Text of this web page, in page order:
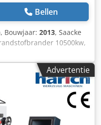
Bellen
, Bouwjaar: 2013, Saacke
10500kw,
Aevrkcnsc Esk
Advertentie